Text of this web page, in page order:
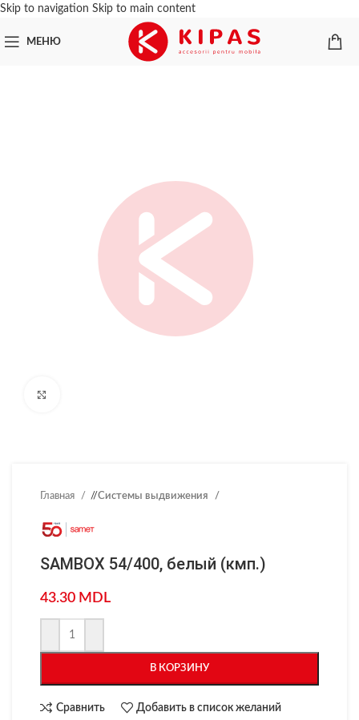
Skip to navigation Skip to main content
МЕНЮ
Главная / Системы выдвижения
SAMBOX 54/400, белый (кмп.)
43.30 MDL
В КОРЗИНУ
Сравнить Добавить в список желаний